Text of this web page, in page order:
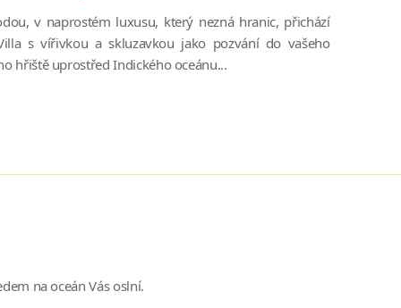
v naprostém luxusu, který nezná hranic, přichází
s vířivkou a skluzavkou jako pozvání do vašeho
hřiště uprostřed Indického oceánu...
na oceán Vás oslní.